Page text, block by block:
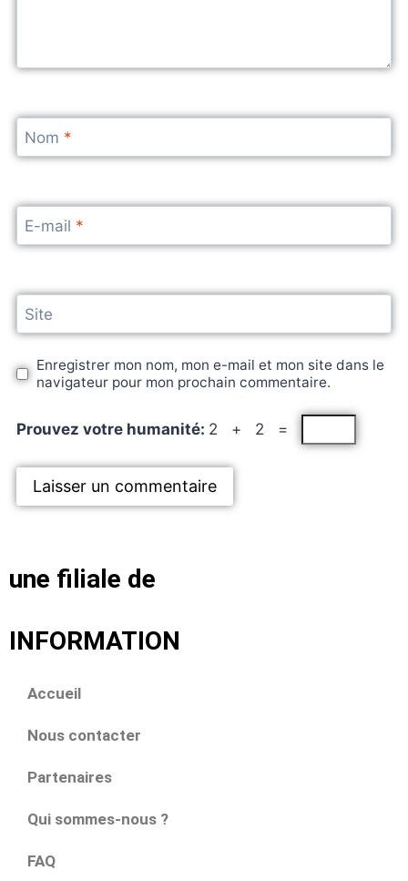
Nom *
E-mail *
Site
Enregistrer mon nom, mon e-mail et mon site dans le
navigateur pour mon prochain commentaire.
Prouvez votre humanité: 2 + 2 =
une filiale de
INFORMATION
Accueil
Nous contacter
Partenaires
Qui sommes-nous ?
FAQ